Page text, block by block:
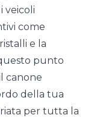
veicoli
come
e la
punto
canone
della tua
per tutta la